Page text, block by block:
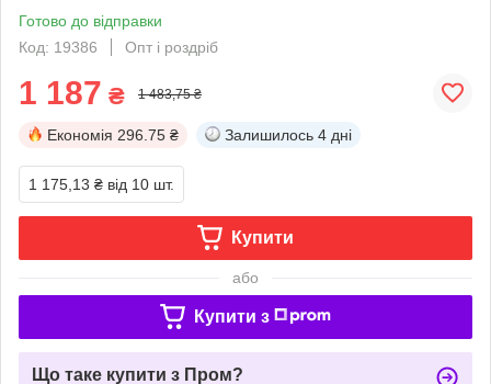
Готово до відправки
Код: 19386
Опт і роздріб
1 187 ₴ 1 483,75 ₴
Економія 296.75 ₴ Залишилось 4 дні
1 175,13 ₴ від 10 шт.
Купити
або
Купити з
Що таке купити з Пром?